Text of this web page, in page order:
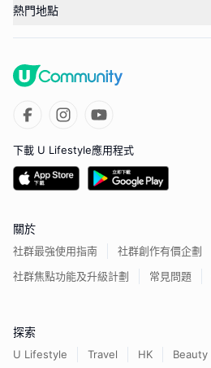
熱門地點
下載 U Lifestyle應用程式
關於
社群最強使用指南
社群創作有價企劃
社群焦點功能及升級計劃
常見問題
探索
U Lifestyle Travel HK Beauty